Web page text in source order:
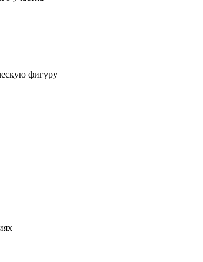
фигуру